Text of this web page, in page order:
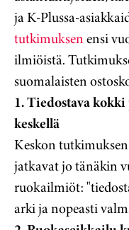
ja K-Plussa-
tutkimuksenensi
ilmiöistä.
suomalaisten
1. Tiedostava
keskellä
Keskon
jatkavat jo tänäkin
ruokailmiöt:
arki ja nopeasti